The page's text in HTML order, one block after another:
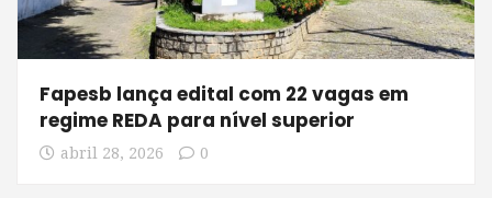
Fapesb lança edital com 22 vagas em
regime REDA para nível superior
abril 28, 2026 0